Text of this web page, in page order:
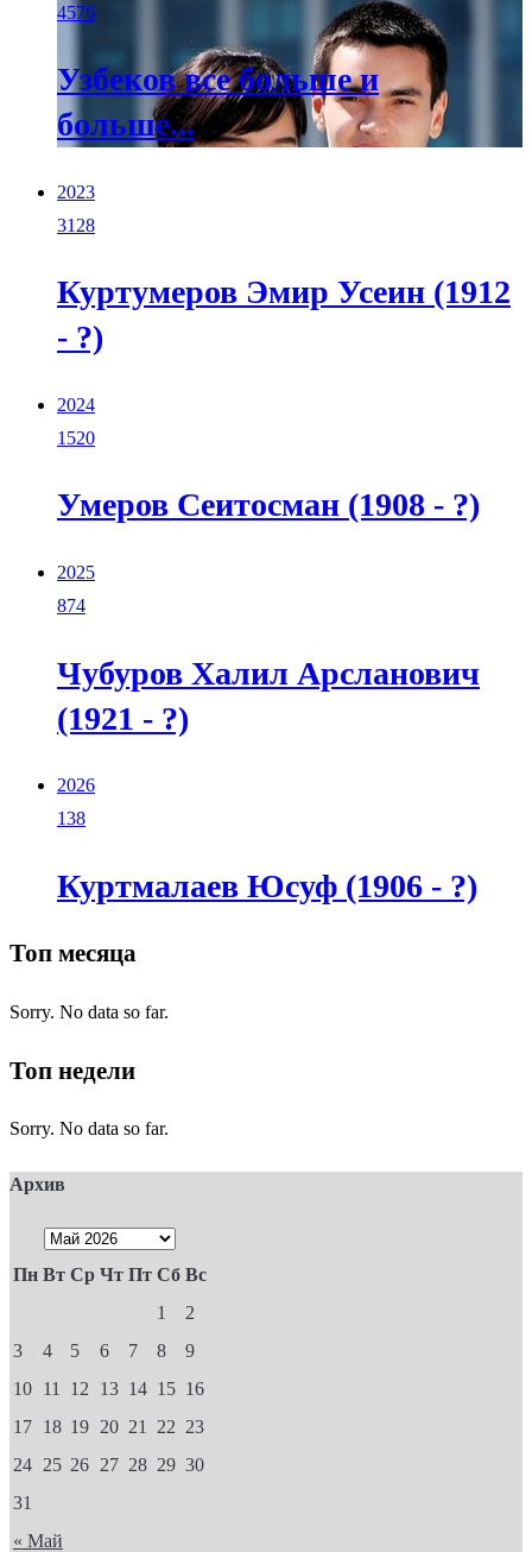
4576
Узбеков все больше и
больше...
2023
3128
Куртумеров Эмир Усеин (1912
- ?)
2024
1520
Умеров Сеитосман (1908 - ?)
2025
874
Чубуров Халил Арсланович
(1921 - ?)
2026
138
Куртмалаев Юсуф (1906 - ?)
Топ месяца
Sorry. No data so far.
Топ недели
Sorry. No data so far.
Архив
Пн Вт Ср Чт Пт Сб Вс
« Май
1
2
3
4 5 6 7 8
9
10 11 12 13 14 15 16
17 18 19 20 21 22 23
24 25 26 27 28 29 30
31